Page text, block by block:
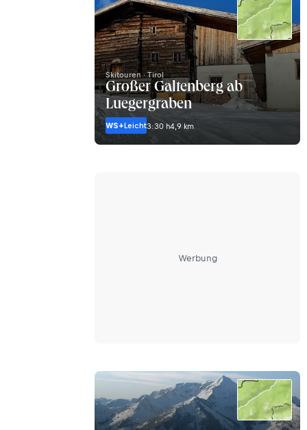
Skitouren · Tirol
Großer Galtenberg ab
Luegergraben
WS+Leicht3:30 h4,9 km
Werbung